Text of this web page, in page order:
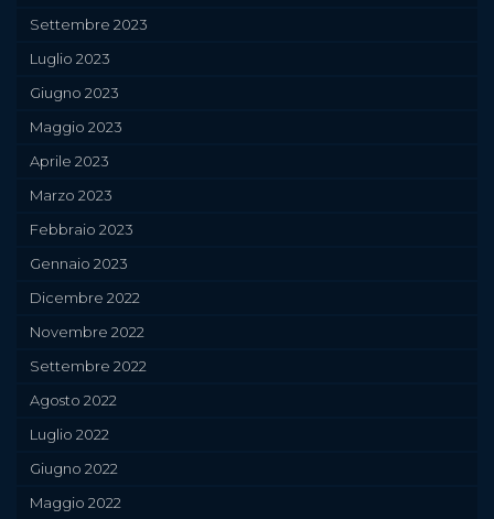
Settembre 2023
Luglio 2023
Giugno 2023
Maggio 2023
Aprile 2023
Marzo 2023
Febbraio 2023
Gennaio 2023
Dicembre 2022
Novembre 2022
Settembre 2022
Agosto 2022
Luglio 2022
Giugno 2022
Maggio 2022